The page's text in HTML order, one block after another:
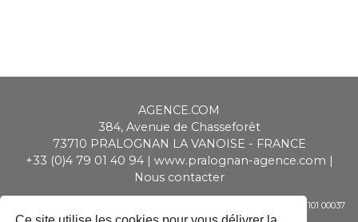
AGENCE.COM
384, Avenue de Chasseforêt
73710 PRALOGNAN LA VANOISE - FRANCE
+33 (0)4 79 01 40 94| www.pralognan-agence.com
Nous contacter
SAS ALPIMMO au capital de 20 000 € - RCS Chambéry - Siret 448 947 101 00037
- APE 6831 Z - TVA CEE : FR 01 448 947 101